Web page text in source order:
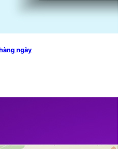
ngày